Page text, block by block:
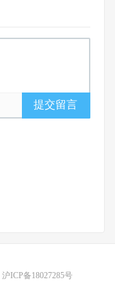
提交留言
沪ICP备18027285号